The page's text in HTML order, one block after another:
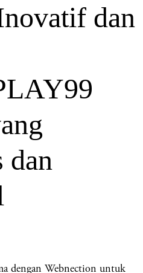
dan
dan
dengan Webnection untuk